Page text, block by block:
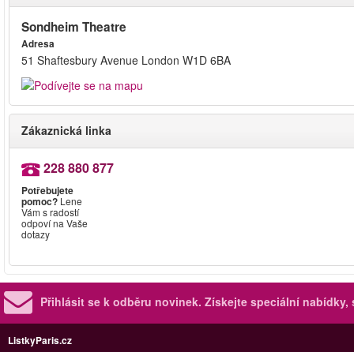
Sondheim Theatre
Adresa
51 Shaftesbury Avenue London W1D 6BA
Zákaznická linka
228 880 877
Potřebujete
pomoc?Lene
Vám s radostí
odpoví na Vaše
dotazy
Přihlásit se k odběru novinek. Získejte speciální nabídky,
ListkyParis.cz